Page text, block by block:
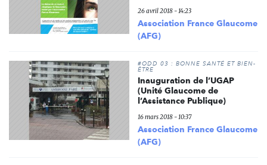
26 avril 2018 - 14:23
Association France Glaucome
(AFG)
#ODD 03 : BONNE SANTÉ ET BIEN-
ÊTRE
Inauguration de l’UGAP
(Unité Glaucome de
l’Assistance Publique)
16 mars 2018 - 10:37
Association France Glaucome
(AFG)